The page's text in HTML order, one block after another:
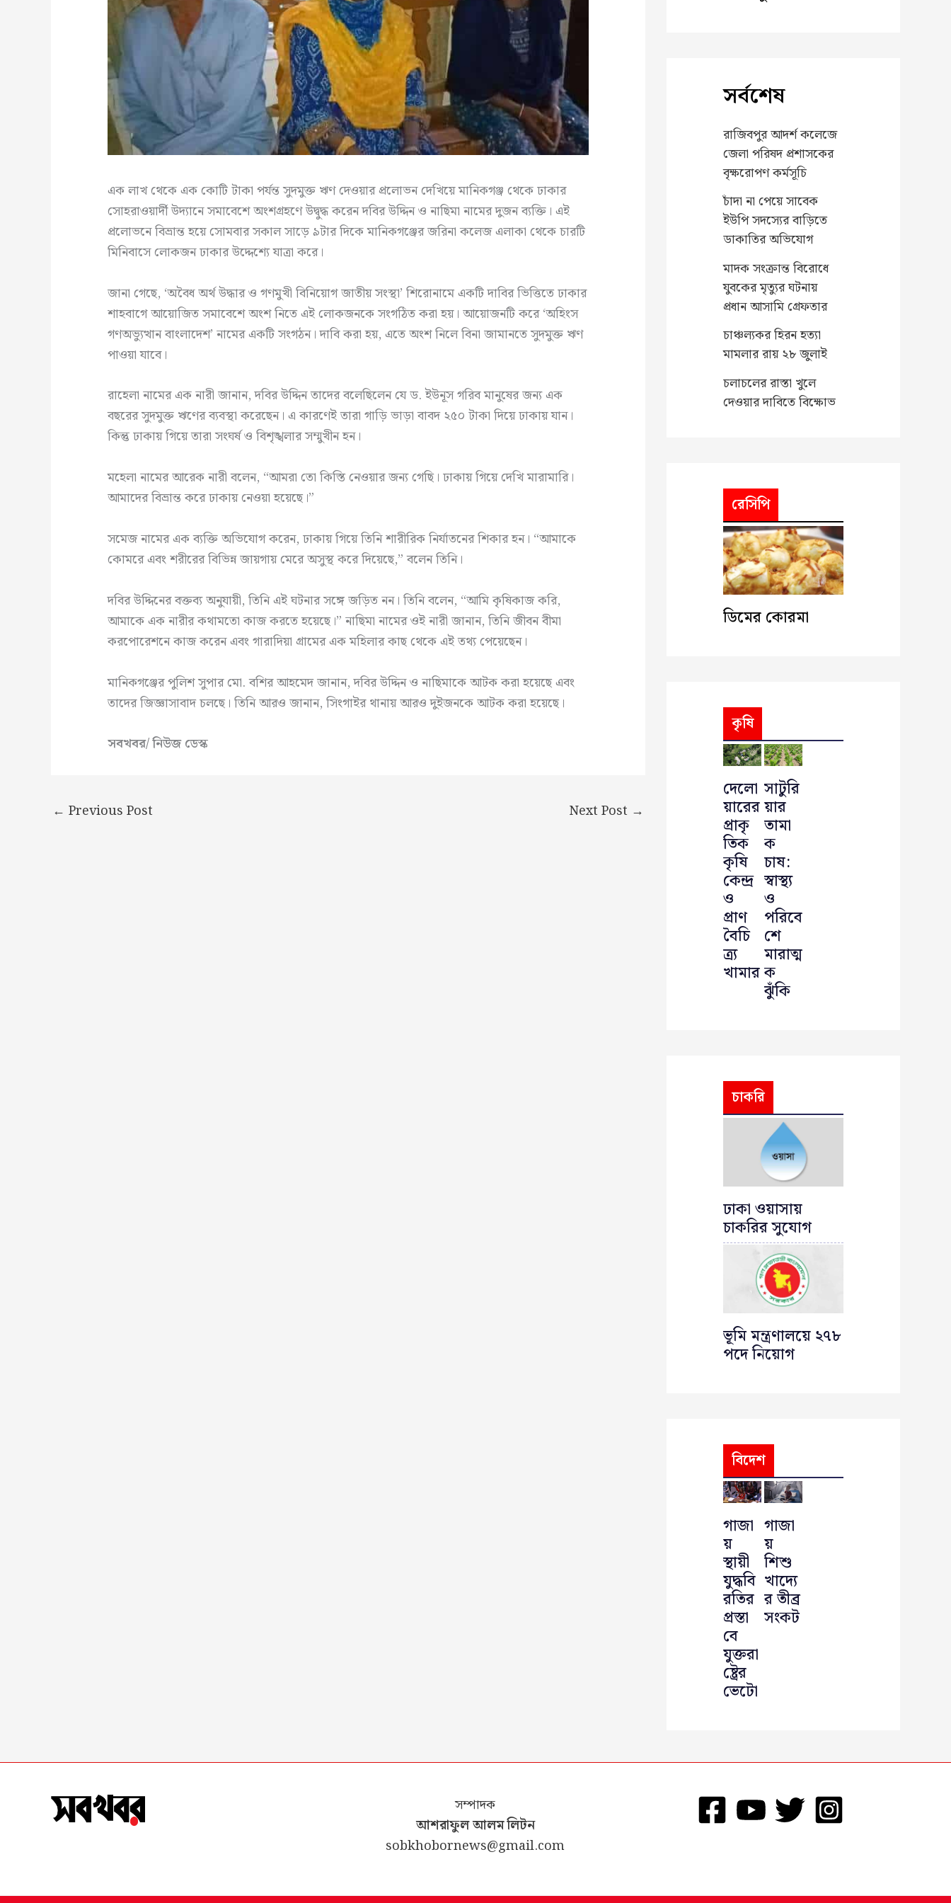
এক লাখ থেকে এক কোটি টাকা পর্যন্ত সুদমুক্ত ঋণ দেওয়ার প্রলোভন দেখিয়ে মানিকগঞ্জ থেকে ঢাকার
সোহরাওয়ার্দী উদ্যানে সমাবেশে অংশগ্রহণে উদ্বুদ্ধ করেন দবির উদ্দিন ও নাছিমা নামের দুজন ব্যক্তি। এই
প্রলোভনে বিভ্রান্ত হয়ে সোমবার সকাল সাড়ে ৯টার দিকে মানিকগঞ্জের জরিনা কলেজ এলাকা থেকে চারটি
মিনিবাসে লোকজন ঢাকার উদ্দেশ্যে যাত্রা করে।
জানা গেছে, ‘অবৈধ অর্থ উদ্ধার ও গণমুখী বিনিয়োগ জাতীয় সংস্থা’ শিরোনামে একটি দাবির ভিত্তিতে ঢাকার
শাহবাগে আয়োজিত সমাবেশে অংশ নিতে এই লোকজনকে সংগঠিত করা হয়। আয়োজনটি করে ‘অহিংস
গণঅভ্যুত্থান বাংলাদেশ’ নামের একটি সংগঠন। দাবি করা হয়, এতে অংশ নিলে বিনা জামানতে সুদমুক্ত ঋণ
পাওয়া যাবে।
রাহেলা নামের এক নারী জানান, দবির উদ্দিন তাদের বলেছিলেন যে ড. ইউনূস গরিব মানুষের জন্য এক
বছরের সুদমুক্ত ঋণের ব্যবস্থা করেছেন। এ কারণেই তারা গাড়ি ভাড়া বাবদ ২৫০ টাকা দিয়ে ঢাকায় যান।
কিন্তু ঢাকায় গিয়ে তারা সংঘর্ষ ও বিশৃঙ্খলার সম্মুখীন হন।
মহেলা নামের আরেক নারী বলেন, “আমরা তো কিস্তি নেওয়ার জন্য গেছি। ঢাকায় গিয়ে দেখি মারামারি।
আমাদের বিভ্রান্ত করে ঢাকায় নেওয়া হয়েছে।”
সমেজ নামের এক ব্যক্তি অভিযোগ করেন, ঢাকায় গিয়ে তিনি শারীরিক নির্যাতনের শিকার হন। “আমাকে
কোমরে এবং শরীরের বিভিন্ন জায়গায় মেরে অসুস্থ করে দিয়েছে,” বলেন তিনি।
দবির উদ্দিনের বক্তব্য অনুযায়ী, তিনি এই ঘটনার সঙ্গে জড়িত নন। তিনি বলেন, “আমি কৃষিকাজ করি,
আমাকে এক নারীর কথামতো কাজ করতে হয়েছে।” নাছিমা নামের ওই নারী জানান, তিনি জীবন বীমা
করপোরেশনে কাজ করেন এবং গারাদিয়া গ্রামের এক মহিলার কাছ থেকে এই তথ্য পেয়েছেন।
মানিকগঞ্জের পুলিশ সুপার মো. বশির আহমেদ জানান, দবির উদ্দিন ও নাছিমাকে আটক করা হয়েছে এবং
তাদের জিজ্ঞাসাবাদ চলছে। তিনি আরও জানান, সিংগাইর থানায় আরও দুইজনকে আটক করা হয়েছে।
সবখবর/ নিউজ ডেস্ক
← Previous Post Next Post →
সর্বশেষ
রাজিবপুর আদর্শ কলেজে
জেলা পরিষদ প্রশাসকের
বৃক্ষরোপণ কর্মসূচি
চাঁদা না পেয়ে সাবেক
ইউপি সদস্যের বাড়িতে
ডাকাতির অভিযোগ
মাদক সংক্রান্ত বিরোধে
যুবকের মৃত্যুর ঘটনায়
প্রধান আসামি গ্রেফতার
চাঞ্চল্যকর হিরন হত্যা
মামলার রায় ২৮ জুলাই
চলাচলের রাস্তা খুলে
দেওয়ার দাবিতে বিক্ষোভ
রেসিপি
ডিমের কোরমা
কৃষি
দেলো
য়ারের
প্রাকৃ
তিক
কৃষি
কেন্দ্র
ও
প্রাণ
বৈচি
ত্র্য
খামার
সাটুরি
য়ার
তামা
ক
চাষ:
স্বাস্থ্য
ও
পরিবে
শে
মারাত্ম
ক
ঝুঁকি
চাকরি
ঢাকা ওয়াসায়
চাকরির সুযোগ
ভূমি মন্ত্রণালয়ে ২৭৮
পদে নিয়োগ
বিদেশ
গাজা
য়
স্থায়ী
যুদ্ধবি
রতির
প্রস্তা
বে
যুক্তরা
ষ্ট্রের
ভেটো
গাজা
য়
শিশু
খাদ্যে
র তীব্র
সংকট
সম্পাদক
আশরাফুল আলম লিটন
sobkhobornews@gmail.com